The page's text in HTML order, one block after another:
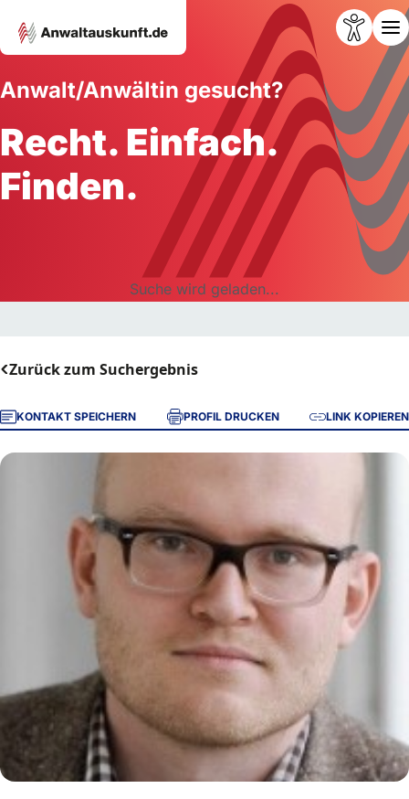
Anwalt/Anwältin gesucht?
Recht. Einfach.
Finden.
Suche wird geladen...
Zurück zum Suchergebnis
KONTAKT SPEICHERN PROFIL DRUCKEN LINK KOPIEREN